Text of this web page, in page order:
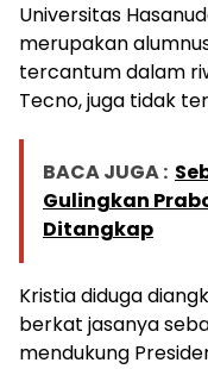
Universitas
merupakan
tercantum dalam
Tecno, juga tidak
BACA JUGA :
Gulingkan
Ditangkap
Kristia diduga
berkat jasanya
mendukung